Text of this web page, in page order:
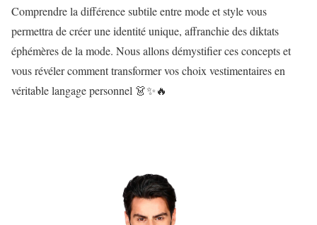
Comprendre la différence subtile entre mode et style vous
permettra de créer une identité unique, affranchie des diktats
éphémères de la mode. Nous allons démystifier ces concepts et
vous révéler comment transformer vos choix vestimentaires en
véritable langage personnel 👗✨🔥